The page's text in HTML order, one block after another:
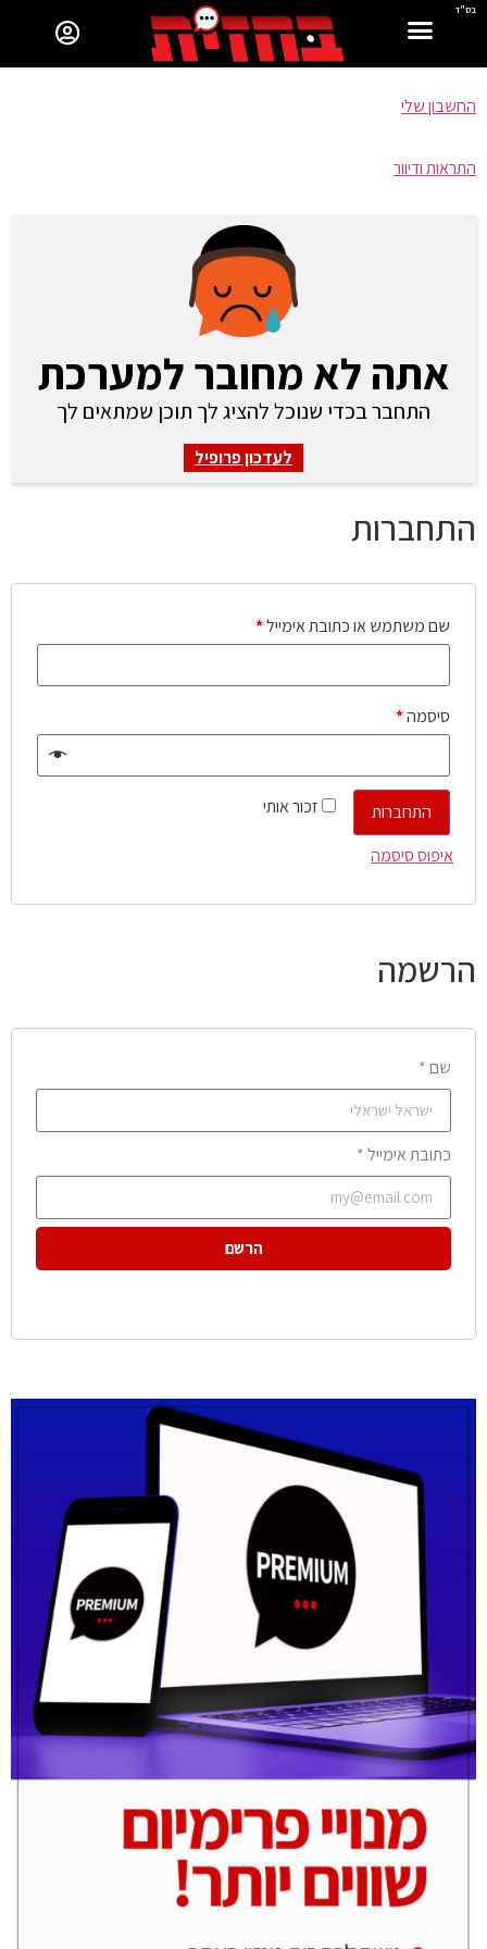
בס"ד
החשבון שלי
התראות ודיוור
אתה לא מחובר למערכת
התחבר בכדי שנוכל להציג לך תוכן שמתאים לך
לעדכון פרופיל
התחברות
שם משתמש או כתובת אימייל*
סיסמה*
זכור אותי
התחברות
איפוס סיסמה
הרשמה
שם *
כתובת אימייל *
הרשם